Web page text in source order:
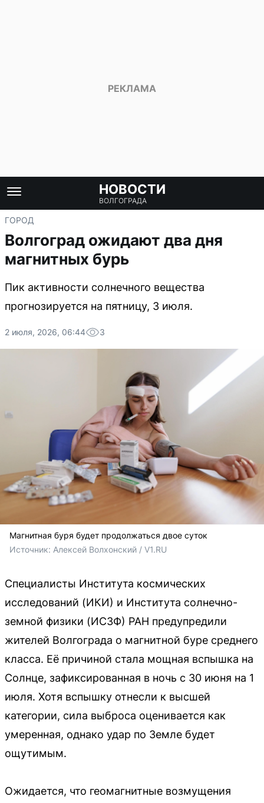
НОВОСТИ
ВОЛГОГРАДА
ГОРОД
Волгоград ожидают два дня
магнитных бурь
Пик активности солнечного вещества
прогнозируется на пятницу, 3 июля.
2 июля, 2026, 06:44 3
Магнитная буря будет продолжаться двое суток
Источник: Алексей Волхонский / V1.RU
Специалисты Института космических
исследований (ИКИ) и Института солнечно-
земной физики (ИСЗФ) РАН предупредили
жителей Волгограда о магнитной буре среднего
класса. Её причиной стала мощная вспышка на
Солнце, зафиксированная в ночь с 30 июня на 1
июля. Хотя вспышку отнесли к высшей
категории, сила выброса оценивается как
умеренная, однако удар по Земле будет
ощутимым.
Ожидается, что геомагнитные возмущения